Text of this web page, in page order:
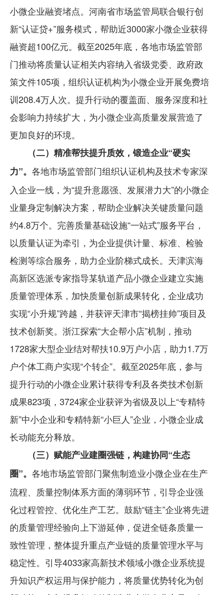
小微企业融资堵点。河南省市场监管局联合银行创
新“认证贷+”服务模式，帮助近3000家小微企业获得
融资超100亿元。截至2025年底，各地市场监管部
门推动将质量认证相关内容纳入省级党委、政府政
策文件105项，组织认证机构为小微企业开展免费培
训208.4万人次。提升行动的覆盖面、服务深度和社
会影响力持续扩大，为小微企业高质量发展营造了
更加良好的环境。
（二）精准帮扶提升质效，锻造企业“硬实
力”。 各地市场监管部门组织认证机构及技术专家深
入企业一线，为“提升意愿强、发展潜力大”的小微企
业量身定制解决方案，帮助企业解决关键质量问题
约4.8万个。完善质量基础设施“一站式”服务平台，
以质量认证为牵引，为企业提供计量、标准、检验
检测等综合服务，助力企业阶梯式成长。天津滨海
高新区选派专家指导某轨道产品小微企业建立实施
质量管理体系，加快质量创新成果转化，企业成功
实现“小升规”跨越，并获评天津市“揭榜挂帅”项目及
技术创新奖。浙江探索“大企帮小店”机制，推动
1728家大型企业结对帮扶10.9万户小店，助力1.7万
户个体工商户实现“个转企”。截至2025年底，参与
提升行动的小微企业累计获得专利及各类技术创新
成果823项，3724家企业获评为省级及以上“专精特
新”中小企业和专精特新“小巨人”企业，小微企业成
长动能充分释放。
（三）赋能产业建圈强链，构建协同“生态
圈”。 各地市场监管部门聚焦制造业小微企业在生产
流程、质量控制体系方面的薄弱环节，引导企业强
化过程管控、优化生产工艺。鼓励“链主”企业将先进
的质量管理经验向上下游延伸，促进全链条质量一
致性管理，整体提升重点产业链的质量管理水平与
稳定性。引导4033家高新技术领域小微企业系统提
升知识产权运用与保护能力，将质量优势转化为创